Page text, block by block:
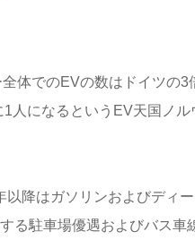
体でのEVの数はドイツの3
人になるというEV天国ノル
以降はガソリンおよびディ
る駐車場優遇およびバス車